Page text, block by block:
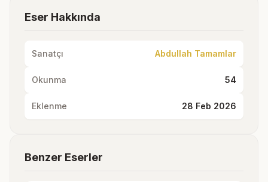
Eser Hakkında
Sanatçı Abdullah Tamamlar
Okunma 54
Eklenme 28 Feb 2026
Benzer Eserler